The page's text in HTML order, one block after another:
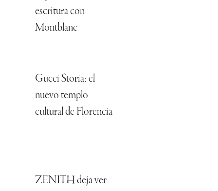
escritura con
Montblanc
Gucci Storia: el
nuevo templo
cultural de Florencia
ZENITH deja ver